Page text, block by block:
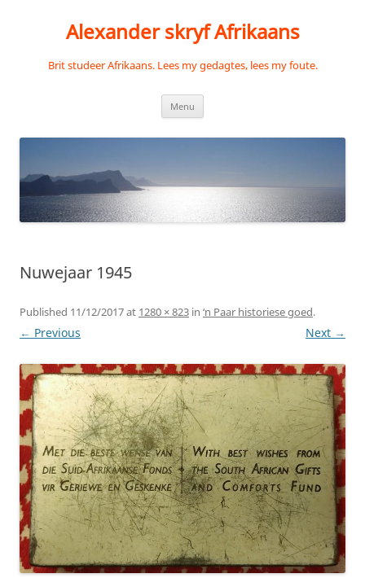
Alexander skryf Afrikaans
Brit studeer Afrikaans. Lees my gedagtes, lees my foute.
Menu
Nuwejaar 1945
Published 11/12/2017at 1280 × 823 in ‘n Paar historiese goed.
← Previous Next →